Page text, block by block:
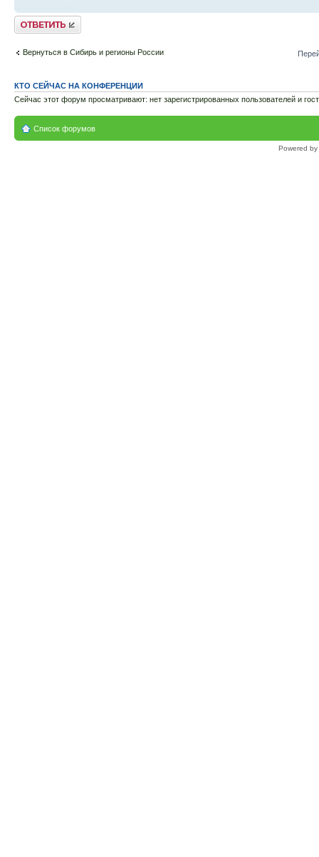
Ответить
Вернуться в Сибирь и регионы России
КТО СЕЙЧАС НА КОНФЕРЕНЦИИ
Сейчас этот форум просматривают: нет зарегистрированных пользователей и
Список форумов
Powered by